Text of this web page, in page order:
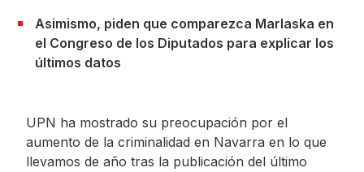
Asimismo, piden que comparezca Marlaska en
el Congreso de los Diputados para explicar los
últimos datos
UPN ha mostrado su preocupación por el
aumento de la criminalidad en Navarra en lo que
llevamos de año tras la publicación del último